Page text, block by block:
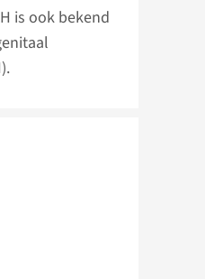
is ook bekend